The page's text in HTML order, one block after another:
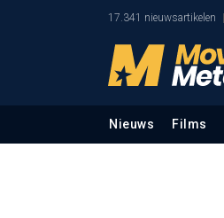
17.341 nieuwsartikelen
Nieuws Films